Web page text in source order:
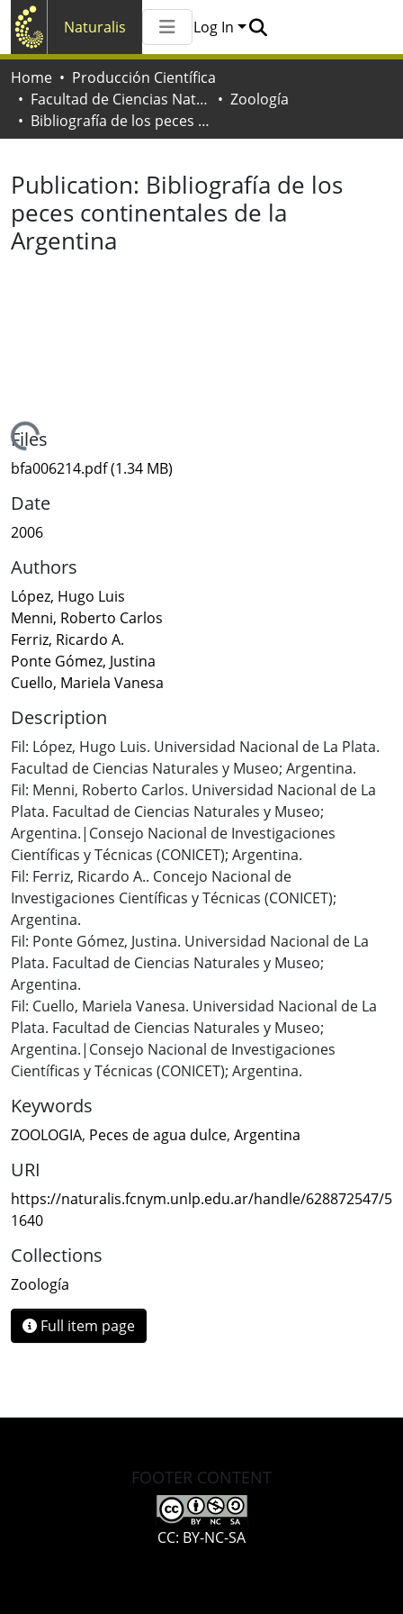
Naturalis
All of Naturalis
Log In
Home
Producción Científica
Facultad de Ciencias Naturales y Museo
Zoología
Bibliografía de los peces continentales de la Argentina
Publication: Bibliografía de los
peces continentales de la
Argentina
Loading...
Files
bfa006214.pdf(1.34 MB)
Date
2006
Authors
López, Hugo Luis
Menni, Roberto Carlos
Ferriz, Ricardo A.
Ponte Gómez, Justina
Cuello, Mariela Vanesa
Description
Fil: López, Hugo Luis. Universidad Nacional de La Plata.
Facultad de Ciencias Naturales y Museo; Argentina.
Fil: Menni, Roberto Carlos. Universidad Nacional de La
Plata. Facultad de Ciencias Naturales y Museo;
Argentina.|Consejo Nacional de Investigaciones
Científicas y Técnicas (CONICET); Argentina.
Fil: Ferriz, Ricardo A.. Concejo Nacional de
Investigaciones Científicas y Técnicas (CONICET);
Argentina.
Fil: Ponte Gómez, Justina. Universidad Nacional de La
Plata. Facultad de Ciencias Naturales y Museo;
Argentina.
Fil: Cuello, Mariela Vanesa. Universidad Nacional de La
Plata. Facultad de Ciencias Naturales y Museo;
Argentina.|Consejo Nacional de Investigaciones
Científicas y Técnicas (CONICET); Argentina.
Keywords
ZOOLOGIA, Peces de agua dulce, Argentina
URI
https://naturalis.fcnym.unlp.edu.ar/handle/628872547/5
1640
Collections
Zoología
Full item page
FOOTER CONTENT
CC: BY-NC-SA